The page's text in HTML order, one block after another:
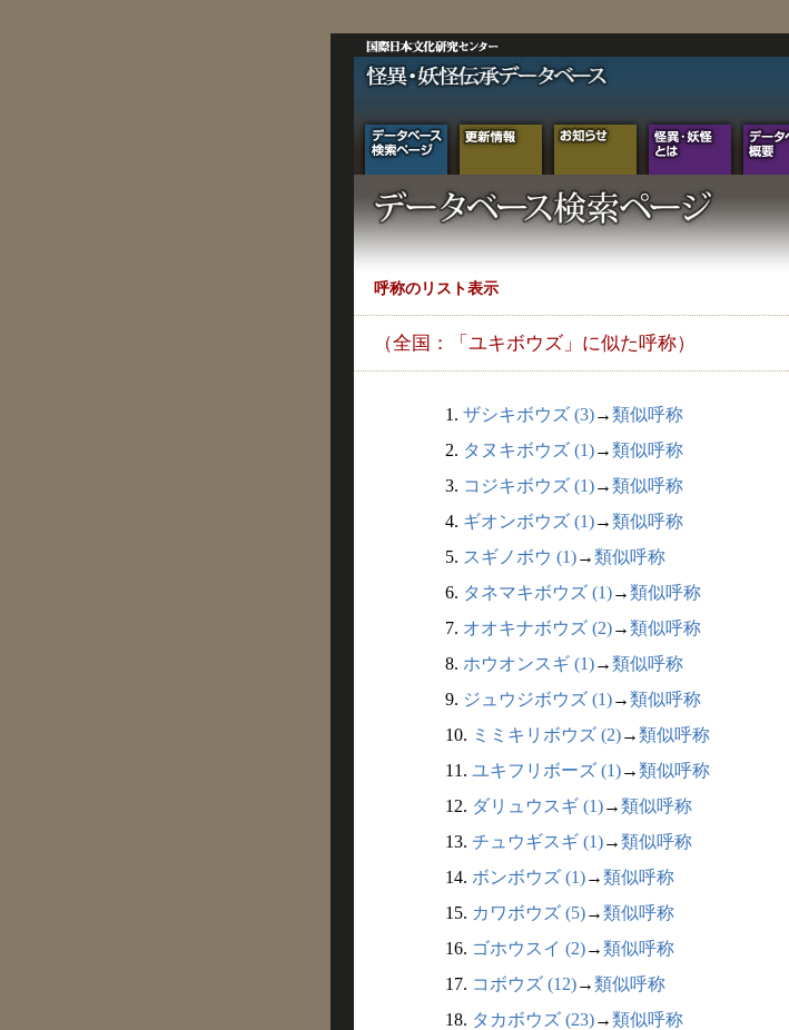
呼称のリスト表示
（全国：「ユキボウズ」に似た呼称）
1. ザシキボウズ (3)→類似呼称
2. タヌキボウズ (1)→類似呼称
3. コジキボウズ (1)→類似呼称
4. ギオンボウズ (1)→類似呼称
5. スギノボウ (1)→類似呼称
6. タネマキボウズ (1)→類似呼称
7. オオキナボウズ (2)→類似呼称
8. ホウオンスギ (1)→類似呼称
9. ジュウジボウズ (1)→類似呼称
10. ミミキリボウズ (2)→類似呼称
11. ユキフリボーズ (1)→類似呼称
12. ダリュウスギ (1)→類似呼称
13. チュウギスギ (1)→類似呼称
14. ボンボウズ (1)→類似呼称
15. カワボウズ (5)→類似呼称
16. ゴホウスイ (2)→類似呼称
17. コボウズ (12)→類似呼称
18. タカボウズ (23)→類似呼称